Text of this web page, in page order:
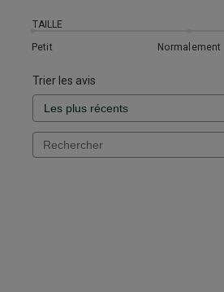
TAILLE
Petit
Normalement
Trier les avis